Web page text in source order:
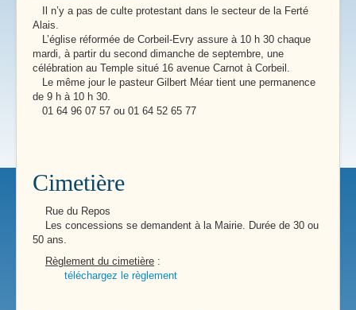
Il n’y a pas de culte protestant dans le secteur de la Ferté
Alais.
L’église réformée de Corbeil-Evry assure à 10 h 30 chaque
mardi, à partir du second dimanche de septembre, une
célébration au Temple situé 16 avenue Carnot à Corbeil.
Le même jour le pasteur Gilbert Méar tient une permanence
de 9 h à 10 h 30.
01 64 96 07 57 ou 01 64 52 65 77
Cimetière
Rue du Repos
Les concessions se demandent à la Mairie. Durée de 30 ou
50 ans.
Règlement du cimetière :
téléchargez le règlement